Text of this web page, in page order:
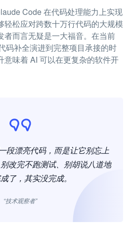
Code 在代码处理能力上实现
轻松应对跨数十万行代码的大规模
者而言无疑是一大福音。在当前
码补全演进到完整项目承接的时
意味着 AI 可以在更复杂的软件开
段漂亮代码，而是让它别忘上
改完不跑测试、别胡说八道地
了，其实没完成。
“技术观察者”